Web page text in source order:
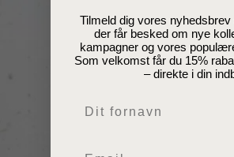
Tilmeld dig vores
der får besked om nye
kampagner og vores
Som velkomst får du 15%
– direkte i din